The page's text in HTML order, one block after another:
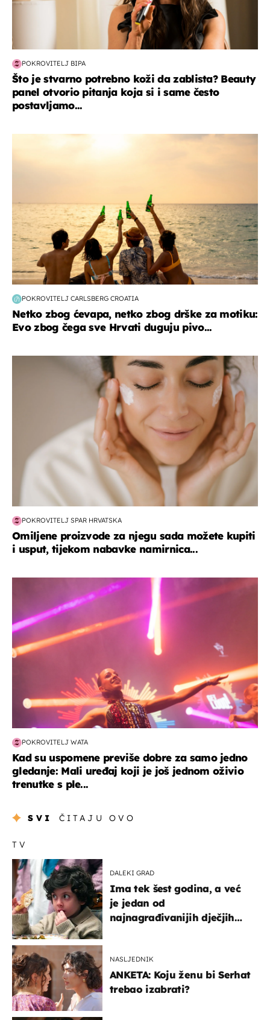
POKROVITELJ BIPA
Što je stvarno potrebno koži da zablista? Beauty
panel otvorio pitanja koja si i same često
postavljamo...
POKROVITELJ CARLSBERG CROATIA
Netko zbog ćevapa, netko zbog drške za motiku:
Evo zbog čega sve Hrvati duguju pivo...
moda & ljepota
POKROVITELJ SPAR HRVATSKA
Omiljene proizvode za njegu sada možete kupiti
i usput, tijekom nabavke namirnica...
POKROVITELJ WATA
Kad su uspomene previše dobre za samo jedno
gledanje: Mali uređaj koji je još jednom oživio
trenutke s ple...
SVI ČITAJU OVO
TV
DALEKI GRAD
Ima tek šest godina, a već
je jedan od
najnagrađivanijih dječjih
NASLJEDNIK
ANKETA: Koju ženu bi Serhat
trebao izabrati?